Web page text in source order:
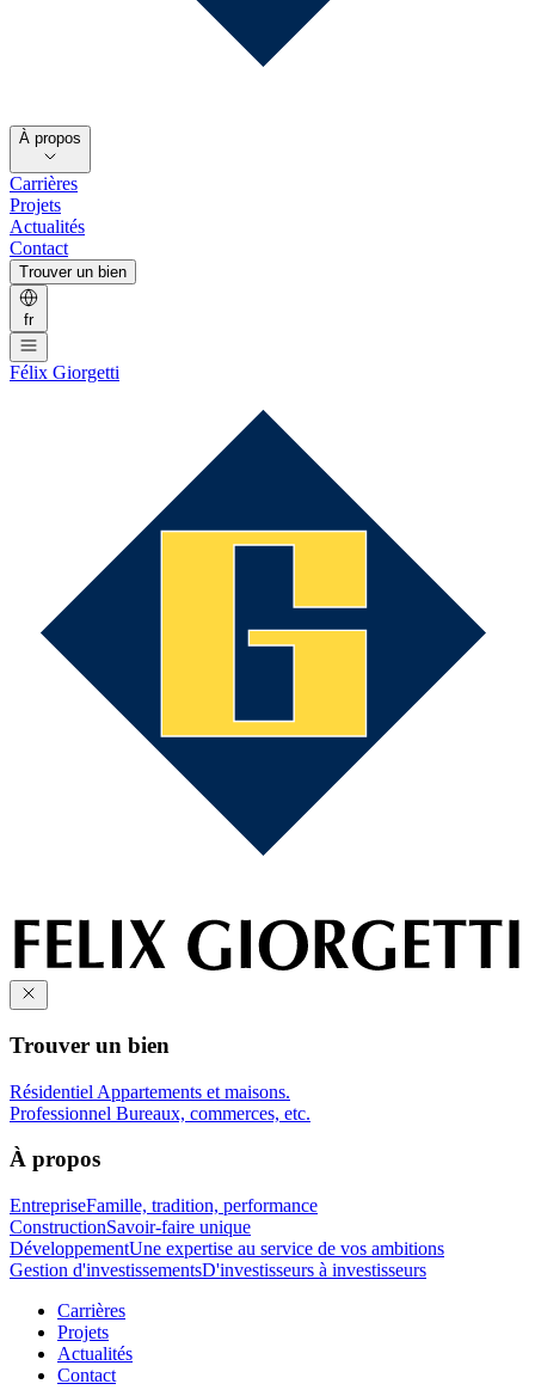
À propos
Carrières
Projets
Actualités
Contact
Trouver un bien
fr
Félix Giorgetti
Trouver un bien
Résidentiel Appartements et maisons.
Professionnel Bureaux, commerces, etc.
À propos
EntrepriseFamille, tradition, performance
ConstructionSavoir-faire unique
DéveloppementUne expertise au service de vos ambitions
Gestion d'investissementsD'investisseurs à investisseurs
Carrières
Projets
Actualités
Contact